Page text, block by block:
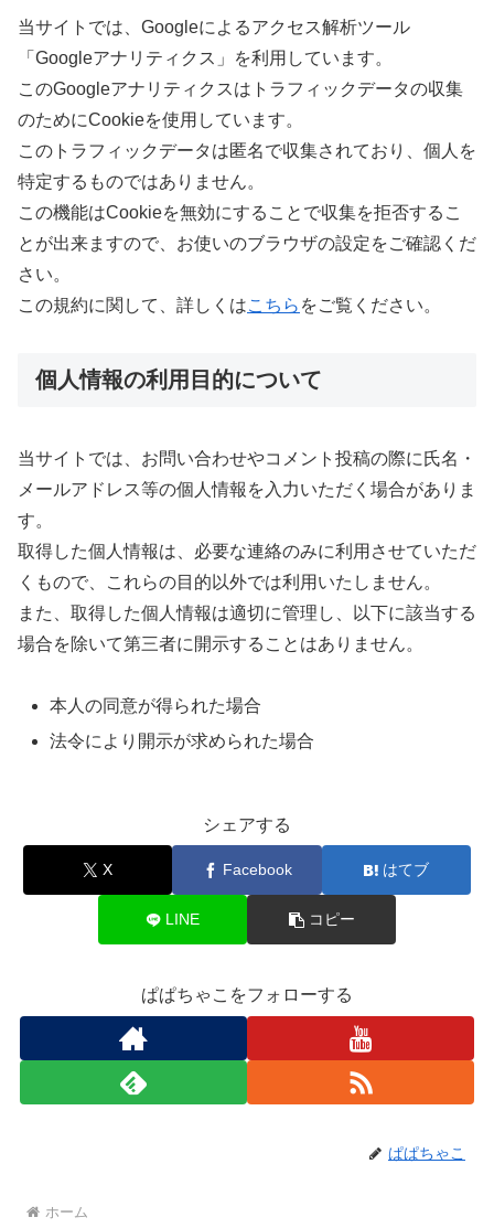
当サイトでは、Googleによるアクセス解析ツール
「Googleアナリティクス」を利用しています。
このGoogleアナリティクスはトラフィックデータの収集
のためにCookieを使用しています。
このトラフィックデータは匿名で収集されており、個人を
特定するものではありません。
この機能はCookieを無効にすることで収集を拒否するこ
とが出来ますので、お使いのブラウザの設定をご確認くだ
さい。
この規約に関して、詳しくはこちら をご覧ください。
個人情報の利用目的について
当サイトでは、お問い合わせやコメント投稿の際に氏名・
メールアドレス等の個人情報を入力いただく場合がありま
す。
取得した個人情報は、必要な連絡のみに利用させていただ
くもので、これらの目的以外では利用いたしません。
また、取得した個人情報は適切に管理し、以下に該当する
場合を除いて第三者に開示することはありません。
本人の同意が得られた場合
法令により開示が求められた場合
シェアする
X Facebook はてブ
LINE コピー
ぱぱちゃこをフォローする
ぱぱちゃこ
ホーム